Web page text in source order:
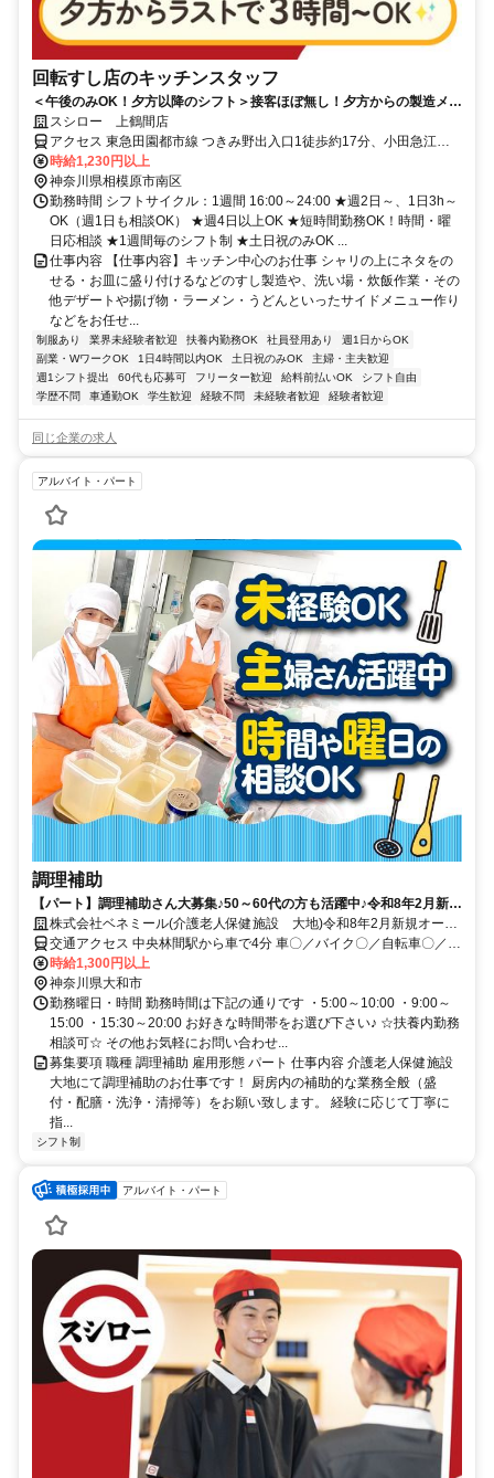
回転すし店のキッチンスタッフ
＜午後のみOK！夕方以降のシフト＞接客ほぼ無し！夕方からの製造メイ
ンでコツコツ働ける
スシロー 上鶴間店
アクセス 東急田園都市線 つきみ野出入口1徒歩約17分、小田急江ノ
島線/小田急小田原線 東林間東口徒歩約20分、小田急小田原線 相模大
野東口(南出口)徒歩約25分
時給1,230円以上
神奈川県相模原市南区
勤務時間 シフトサイクル：1週間 16:00～24:00 ★週2日～、1日3h～
OK（週1日も相談OK） ★週4日以上OK ★短時間勤務OK！時間・曜
日応相談 ★1週間毎のシフト制 ★土日祝のみOK ...
仕事内容 【仕事内容】キッチン中心のお仕事 シャリの上にネタをの
せる・お皿に盛り付けるなどのすし製造や、洗い場・炊飯作業・その
他デザートや揚げ物・ラーメン・うどんといったサイドメニュー作り
などをお任せ...
制服あり 業界未経験者歓迎 扶養内勤務OK 社員登用あり
週1日からOK
副業・WワークOK
1日4時間以内OK 土日祝のみOK
主婦・主夫歓迎
週1シフト提出
60代も応募可 フリーター歓迎 給料前払いOK
シフト自由
学歴不問
車通勤OK 学生歓迎 経験不問 未経験者歓迎 経験者歓迎
同じ企業の求人
アルバイト・パート
調理補助
【パート】調理補助さん大募集♪50～60代の方も活躍中♪令和8年2月新規
オープン☆
株式会社ベネミール(介護老人保健施設 大地)令和8年2月新規オープ
ン
交通アクセス 中央林間駅から車で4分 車〇／バイク〇／自転車〇／公
共交通機関〇
時給1,300円以上
神奈川県大和市
勤務曜日・時間 勤務時間は下記の通りです ・5:00～10:00 ・9:00～
15:00 ・15:30～20:00 お好きな時間帯をお選び下さい♪ ☆扶養内勤務
相談可☆ その他お気軽にお問い合わせ...
募集要項 職種 調理補助 雇用形態 パート 仕事内容 介護老人保健施設
大地にて調理補助のお仕事です！ 厨房内の補助的な業務全般（盛
付・配膳・洗浄・清掃等）をお願い致します。 経験に応じて丁寧に
指...
シフト制
アルバイト・パート